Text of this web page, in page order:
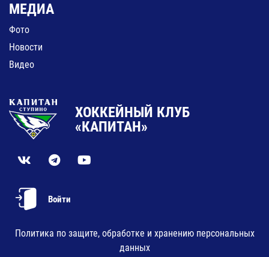
МЕДИА
Фото
Новости
Видео
ХОККЕЙНЫЙ КЛУБ
«КАПИТАН»
Войти
Политика по защите, обработке и хранению персональных
данных